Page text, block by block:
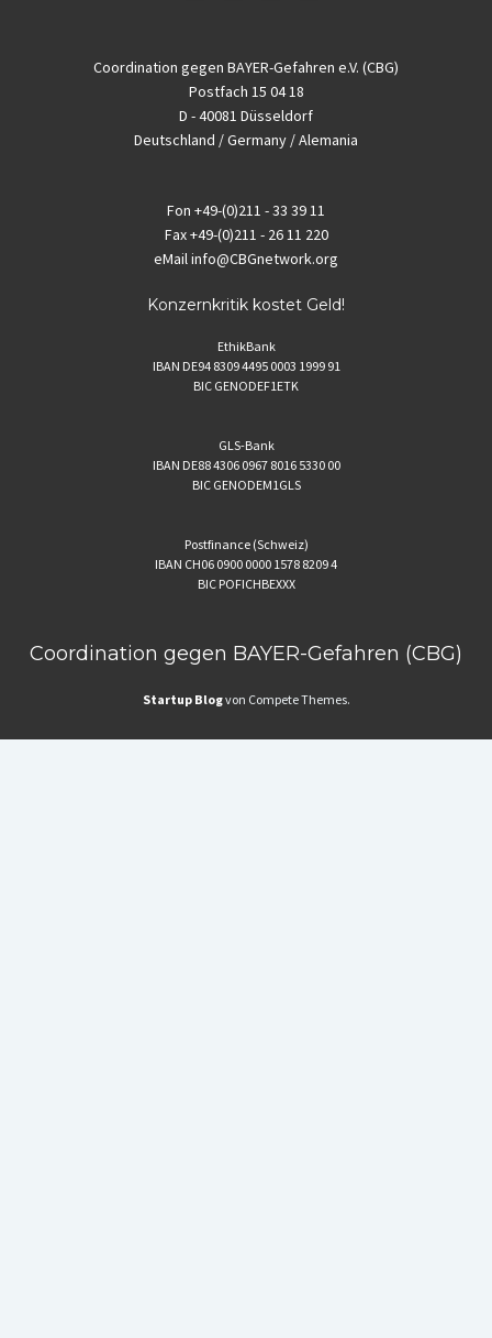
Coordination gegen BAYER-Gefahren e.V. (CBG)
Postfach 15 04 18
D - 40081 Düsseldorf
Deutschland / Germany / Alemania
Fon +49-(0)211 - 33 39 11
Fax+49-(0)211 - 26 11 220
eMailinfo@CBGnetwork.org
Konzernkritik kostet Geld!
EthikBank
IBAN DE94 8309 4495 0003 1999 91
BIC GENODEF1ETK
GLS-Bank
IBAN DE88 4306 0967 8016 5330 00
BIC GENODEM1GLS
Postfinance (Schweiz)
IBAN CH06 0900 0000 1578 8209 4
BIC POFICHBEXXX
Coordination gegen BAYER-Gefahren (CBG)
Startup Blogvon Compete Themes.